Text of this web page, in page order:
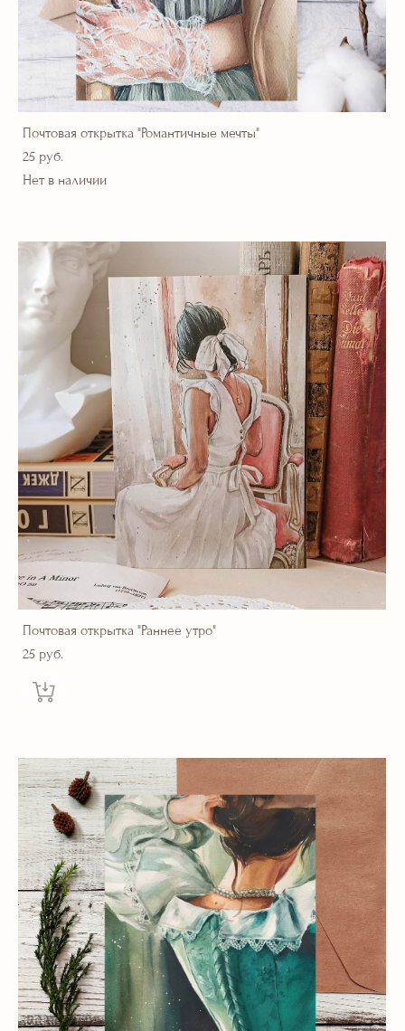
Почтовая открытка "Романтичные мечты"
25 pуб.
Нет в наличии
Почтовая открытка "Раннее утро"
25 pуб.